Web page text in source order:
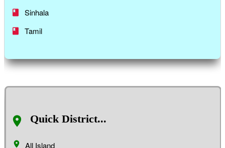
Sinhala
Tamil
Quick District...
All Island